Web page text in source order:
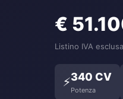
€
Listino IVA
⚡340 CV
Potenza